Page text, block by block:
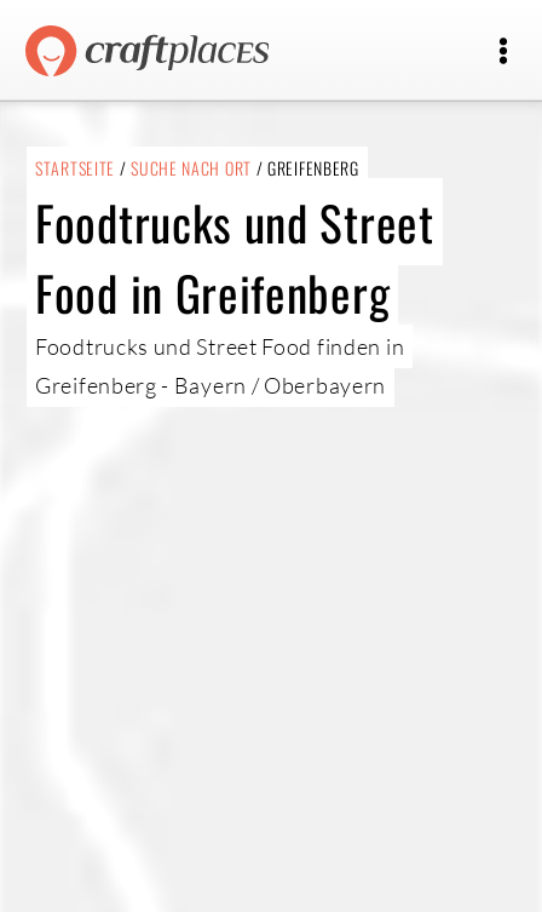
STARTSEITE /SUCHE NACH ORT / GREIFENBERG
Foodtrucks und Street
Food in Greifenberg
Foodtrucks und Street Food finden in
Greifenberg - Bayern / Oberbayern